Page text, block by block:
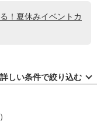
！夏休みイベントカ
しい条件で絞り込む